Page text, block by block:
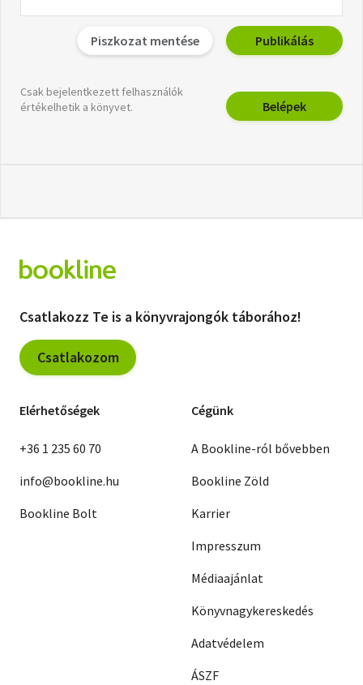
Piszkozat mentése Publikálás
Csak bejelentkezett felhasználók
értékelhetik a könyvet.
Belépek
Csatlakozz Te is a könyvrajongók táborához!
Csatlakozom
Elérhetőségek
+36 1 235 60 70
info@bookline.hu
Bookline Bolt
Cégünk
A Bookline-ról bővebben
Bookline Zöld
Karrier
Impresszum
Médiaajánlat
Könyvnagykereskedés
Adatvédelem
ÁSZF